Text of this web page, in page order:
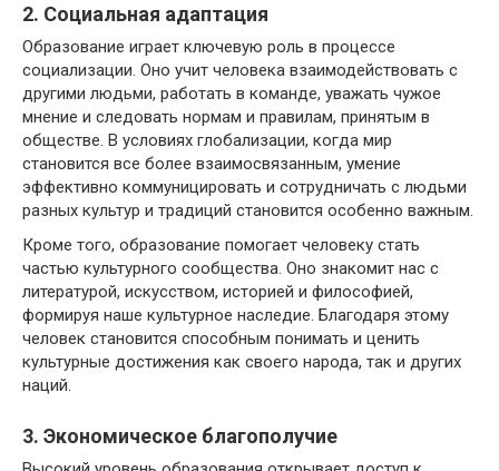
2. Социальная адаптация
Образование играет ключевую роль в процессе
социализации. Оно учит человека взаимодействовать с
другими людьми, работать в команде, уважать чужое
мнение и следовать нормам и правилам, принятым в
обществе. В условиях глобализации, когда мир
становится все более взаимосвязанным, умение
эффективно коммуницировать и сотрудничать с людьми
разных культур и традиций становится особенно важным.
Кроме того, образование помогает человеку стать
частью культурного сообщества. Оно знакомит нас с
литературой, искусством, историей и философией,
формируя наше культурное наследие. Благодаря этому
человек становится способным понимать и ценить
культурные достижения как своего народа, так и других
наций.
3. Экономическое благополучие